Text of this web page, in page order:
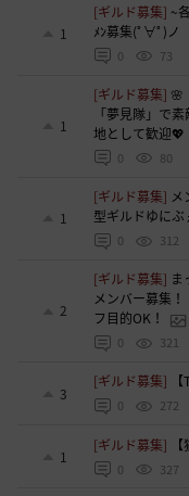
1
[ギルド募集] ~
ﾒﾝ募集(ﾟ∀ﾟ)ノ
0 73
1
[ギルド募集] 🌸
「夢見隊」で
地として歓迎💖
0 80
1
[ギルド募集]
型ギルドゆにぶ
0 312
2
[ギルド募集] ま
メンバー募集
フ目的OK！
0 321
3
[ギルド募集]
0 272
1
[ギルド募集]
0 327